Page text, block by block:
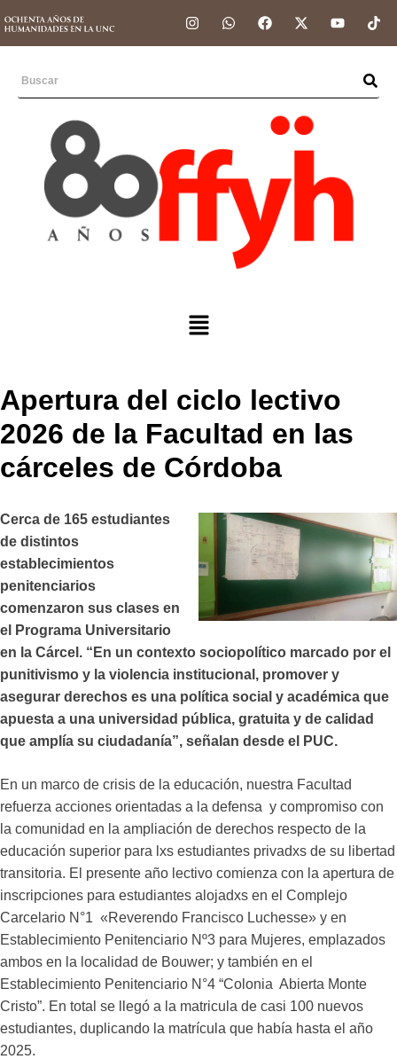
Apertura del ciclo lectivo
2026 de la Facultad en las
cárceles de Córdoba
Cerca de 165 estudiantes
de distintos
establecimientos
penitenciarios
comenzaron sus clases en
el Programa Universitario
en la Cárcel. “En un contexto sociopolítico marcado por el
punitivismo y la violencia institucional, promover y
asegurar derechos es una política social y académica que
apuesta a una universidad pública, gratuita y de calidad
que amplía su ciudadanía”, señalan desde el PUC.
En un marco de crisis de la educación, nuestra Facultad
refuerza acciones orientadas a la defensa y compromiso con
la comunidad en la ampliación de derechos respecto de la
educación superior para lxs estudiantes privadxs de su libertad
transitoria. El presente año lectivo comienza con la apertura de
inscripciones para estudiantes alojadxs en el Complejo
Carcelario N°1 «Reverendo Francisco Luchesse» y en
Establecimiento Penitenciario Nº3 para Mujeres, emplazados
ambos en la localidad de Bouwer; y también en el
Establecimiento Penitenciario N°4 “Colonia Abierta Monte
Cristo”. En total se llegó a la matricula de casi 100 nuevos
estudiantes, duplicando la matrícula que había hasta el año
2025.